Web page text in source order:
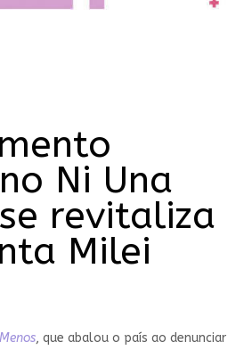
Ni Una
revitaliza
Milei
, que abalou o país ao denunciar